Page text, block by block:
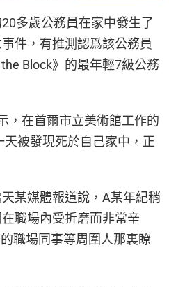
多歲公務員在家中發生了
件，有推測認爲該公務員
Block》的最年輕7級公務
，在首爾市立美術館工作的
被發現死於自己家中，正
某媒體報道說，A某年紀稍
職場內受折磨而非常辛
職場同事等周圍人那裏瞭